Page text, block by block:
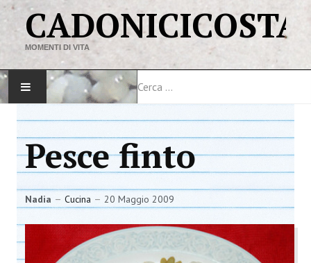
CADONICICOSTA
MOMENTI DI VITA
HOME
MAPPA DEL SITO
VIAGGI
LINK
Pesce finto
Nadia Cucina 20 Maggio 2009